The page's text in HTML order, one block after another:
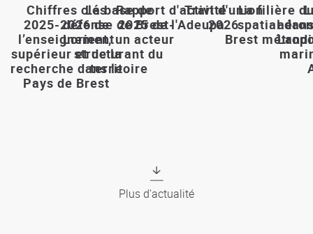
Chiffres clés
2025-2026 de
l’enseignement
supérieur et de la
recherche dans le
Pays de Brest
La base de
défense de Brest-
Lorient, un acteur
structurant du
territoire
Rapport d'activité
2025 de l'Adeupa
Trait d'union
2026
La filière
spatial
Brest
Plus d'actualité